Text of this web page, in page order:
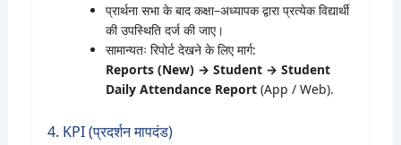
प्रार्थना सभा के बाद कक्षा–अध्यापक द्वारा प्रत्येक विद्यार्थी
की उपस्थिति दर्ज की जाए।
सामान्यतः रिपोर्ट देखने के लिए मार्ग:
Reports (New) → Student → Student
Daily Attendance Report (App / Web).
4. KPI (प्रदर्शन मापदंड)